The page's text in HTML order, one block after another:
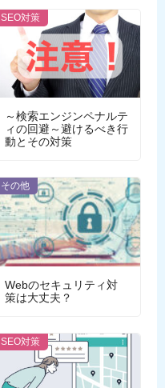
SEO対策
～検索エンジンペナルテ
ィの回避～避けるべき行
動とその対策
その他
Webのセキュリティ対
策は大丈夫？
SEO対策